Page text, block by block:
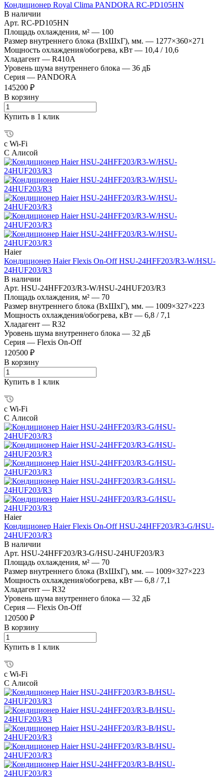
Кондиционер Royal Clima PANDORA RC-PD105HN
В наличии
Арт. RC-PD105HN
Площадь охлаждения, м² — 100
Размер внутреннего блока (ВхШхГ), мм. — 1277×360×271
Мощность охлаждения/обогрева, кВт — 10,4 / 10,6
Хладагент — R410A
Уровень шума внутреннего блока — 36 дБ
Серия — PANDORA
145200 ₽
В корзину
Купить в 1 клик
с Wi-Fi
С Алисой
Haier
Кондиционер Haier Flexis On-Off HSU-24HFF203/R3-W/HSU-
24HUF203/R3
В наличии
Арт. HSU-24HFF203/R3-W/HSU-24HUF203/R3
Площадь охлаждения, м² — 70
Размер внутреннего блока (ВхШхГ), мм. — 1009×327×223
Мощность охлаждения/обогрева, кВт — 6,8 / 7,1
Хладагент — R32
Уровень шума внутреннего блока — 32 дБ
Серия — Flexis On-Off
120500 ₽
В корзину
Купить в 1 клик
с Wi-Fi
С Алисой
Haier
Кондиционер Haier Flexis On-Off HSU-24HFF203/R3-G/HSU-
24HUF203/R3
В наличии
Арт. HSU-24HFF203/R3-G/HSU-24HUF203/R3
Площадь охлаждения, м² — 70
Размер внутреннего блока (ВхШхГ), мм. — 1009×327×223
Мощность охлаждения/обогрева, кВт — 6,8 / 7,1
Хладагент — R32
Уровень шума внутреннего блока — 32 дБ
Серия — Flexis On-Off
120500 ₽
В корзину
Купить в 1 клик
с Wi-Fi
С Алисой